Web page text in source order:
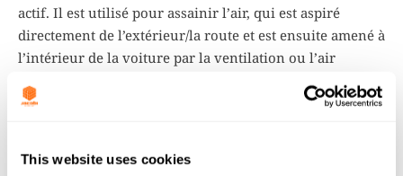
This website uses cookies
actif. Il est utilisé pour assainir l’air, qui est aspiré
directement de l’extérieur/la route et est ensuite amené à
l’intérieur de la voiture par la ventilation ou l’air
aider le filtre à éliminer différentes impuretés, allant des
RÉSUMÉ